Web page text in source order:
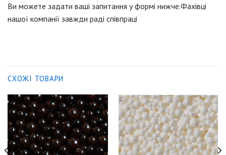
Ви можете задати ваші запитання у формі нижче.Фахівці
нашої компанії завжди раді співпраці
СХОЖІ ТОВАРИ